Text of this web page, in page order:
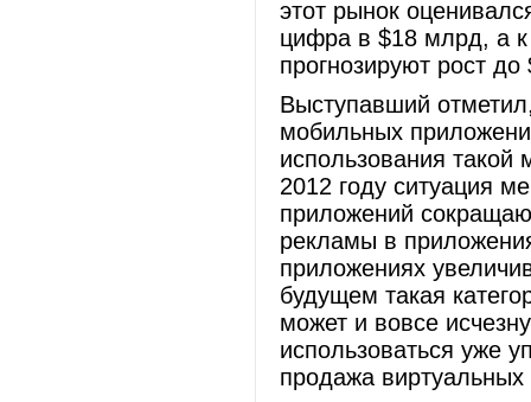
этот рынок
цифра в $18 млрд, а к
прогнозируют рост
Выступавший
мобильных
использования
2012 году ситуация
приложений
рекламы в
приложениях
будущем такая
может и вовсе
использоваться уже
продажа виртуальных